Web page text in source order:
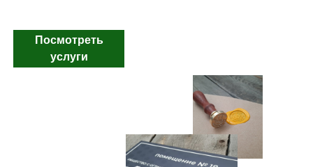
Посмотреть
услуги